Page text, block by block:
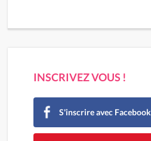
INSCRIVEZ VOUS !
S'inscrire avec Facebook